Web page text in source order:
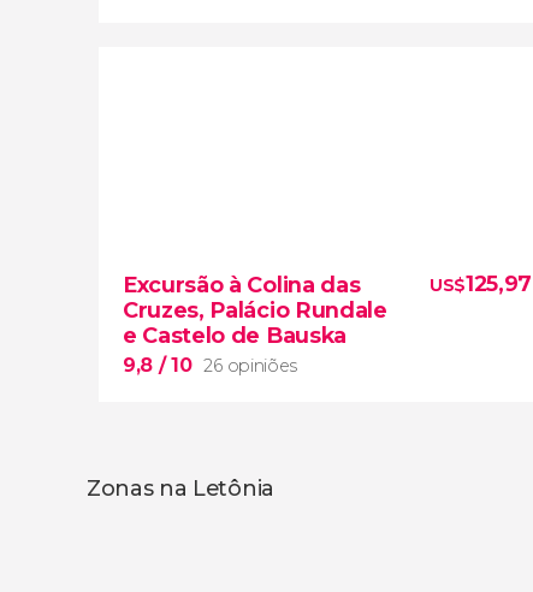
deliciosos sabores da Letônia
Mercado Central
tradicionais
Excursão à Colina das
Cruzes, Palácio Rundale
e Castelo de Bauska
9,8 / 10 26 opiniões
US$125,97
Zonas na Letônia